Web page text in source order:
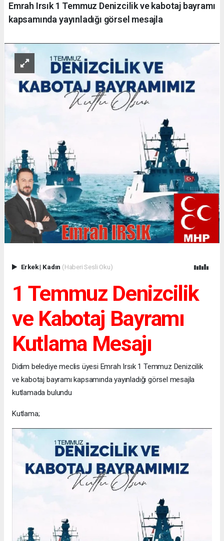
Emrah Irsık 1 Temmuz Denizcilik ve kabotaj bayramı
kapsamında yayınladığı görsel mesajla
Erkek| Kadın (Haberi Sesli Oku)
1 Temmuz Denizcilik
ve Kabotaj Bayramı
Kutlama Mesajı
Didim belediye meclis üyesi Emrah Irsık 1 Temmuz Denizcilik
ve kabotaj bayramı kapsamında yayınladığı görsel mesajla
kutlamada bulundu
Kutlama;